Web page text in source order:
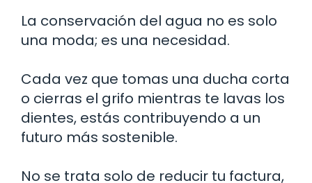
La conservación del agua no es solo
una moda; es una necesidad.
Cada vez que tomas una ducha corta
o cierras el grifo mientras te lavas los
dientes, estás contribuyendo a un
futuro más sostenible.
No se trata solo de reducir tu factura,